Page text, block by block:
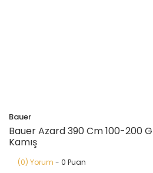
Bauer
Bauer Azard 390 Cm 100-200
Kamış
(0) Yorum - 0 Puan